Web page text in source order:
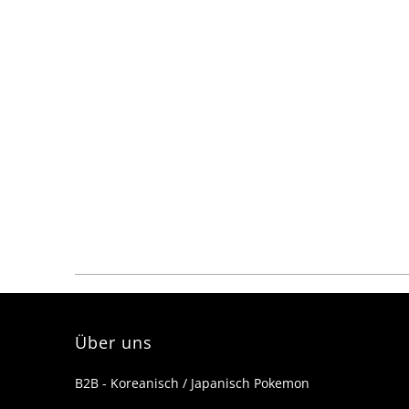
Über uns
B2B - Koreanisch / Japanisch Pokemon